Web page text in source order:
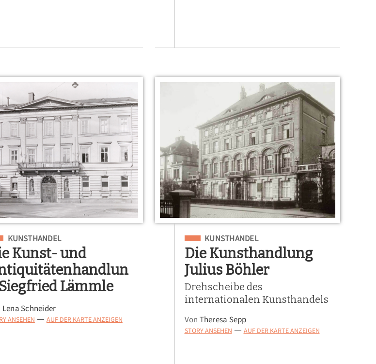
unter
KUNSTHANDEL
Kunst- und
Lämmle
Lena Schneider
ANSEHEN — AUF DER KARTE ANZEIGEN
Eingeordnet unter
KUNSTHANDEL
Die Kunsthandlung
Julius Böhler
Drehscheibe des
internationalen Kunsthandels
Von Theresa Sepp
STORY ANSEHEN — AUF DER KARTE ANZEIGEN